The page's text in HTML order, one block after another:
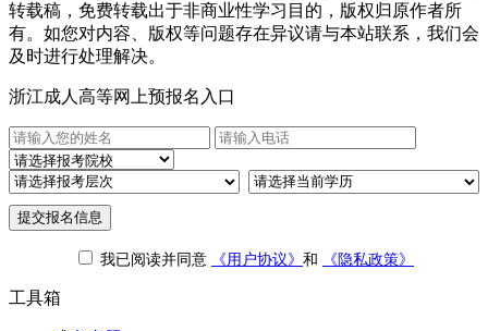
转载稿，免费转载出于非商业性学习目的，版权归原作者所
有。如您对内容、版权等问题存在异议请与本站联系，我们会
及时进行处理解决。
浙江成人高等网上预报名入口
提交报名信息
我已阅读并同意 《用户协议》 和 《隐私政策》
工具箱